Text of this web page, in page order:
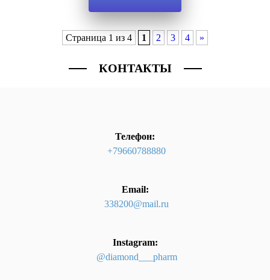
Страница 1 из 4 1 2 3 4 »
КОНТАКТЫ
Телефон:
+79660788880
Email:
338200@mail.ru
Instagram:
@diamond___pharm